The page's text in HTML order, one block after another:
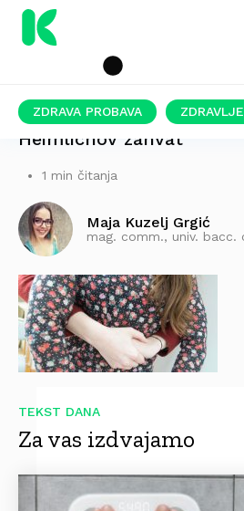
ZDRAVA PROBAVA ZDRAVLJE
Heimlichov zahvat
1 min čitanja
Maja Kuzelj Grgić
mag. comm., univ. bacc.
TEKST DANA
Za vas izdvajamo